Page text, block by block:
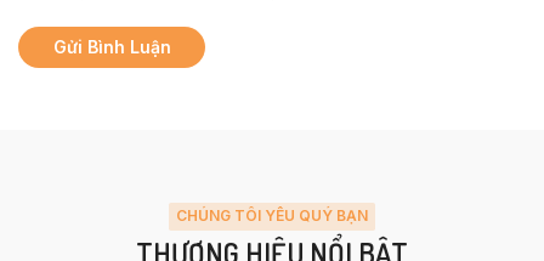
CHÚNG TÔI YÊU QUÝ BẠN
THƯƠNG HIỆU NỔI BẬT